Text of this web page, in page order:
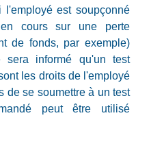
est soupçonné
cours sur une perte
de fonds, par exemple)
sera informé qu'un test
les droits de l'employé
de se soumettre à un test
peut être utilisé